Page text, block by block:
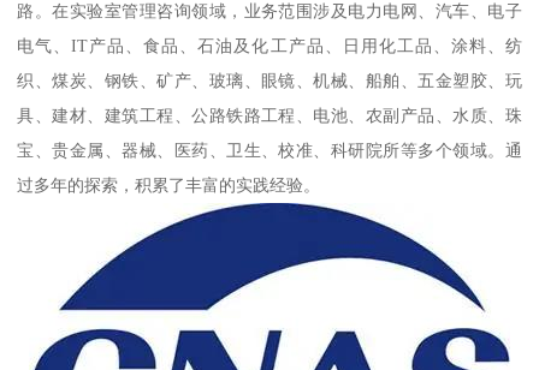
路。在实验室管理咨询领域，业务范围涉及电力电网、汽车、电子
电气、IT产品、食品、石油及化工产品、日用化工品、涂料、纺
织、煤炭、钢铁、矿产、玻璃、眼镜、机械、船舶、五金塑胶、玩
具、建材、建筑工程、公路铁路工程、电池、农副产品、水质、珠
宝、贵金属、器械、医药、卫生、校准、科研院所等多个领域。通
过多年的探索，积累了丰富的实践经验。